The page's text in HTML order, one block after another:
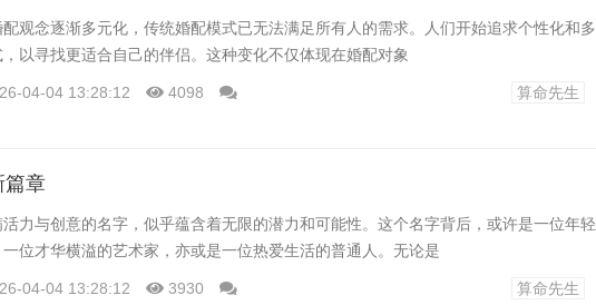
观念逐渐多元化，传统婚配模式已无法满足所有人的需求。人们开始追求个性化和多
以寻找更适合自己的伴侣。这种变化不仅体现在婚配对象
04-04 13:28:12 4098 算命先生
篇章
力与创意的名字，似乎蕴含着无限的潜力和可能性。这个名字背后，或许是一位年轻
位才华横溢的艺术家，亦或是一位热爱生活的普通人。无论是
04-04 13:28:12 3930 算命先生